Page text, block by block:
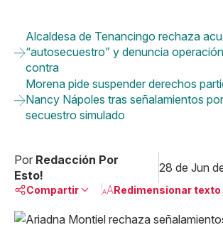
Alcaldesa de Tenancingo rechaza
“autosecuestro” y denuncia
contra
Morena pide suspender derechos
Nancy Nápoles tras señalamientos
secuestro simulado
Por Redacción Por
Esto!
28 de Jun
Compartir Redimensionar texto